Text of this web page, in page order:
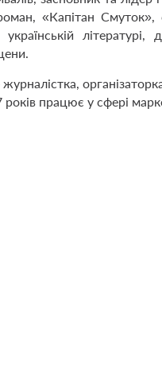
«Капітан Смуток»,
українській
журналістка,
працює у сфері